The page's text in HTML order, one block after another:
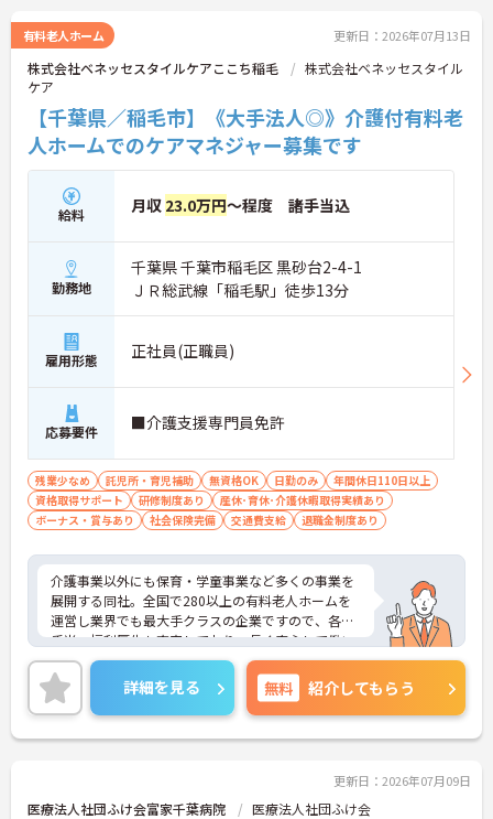
有料老人ホーム 更新日：2026年07月13日
株式会社ベネッセスタイルケアここち稲毛
株式会社ベネッセスタイル
ケア
【千葉県／稲毛市】《大手法人◎》介護付有料老
人ホームでのケアマネジャー募集です
給料 月収 23.0万円～程度 諸手当込
勤務地
千葉県 千葉市稲毛区 黒砂台2-4-1
ＪＲ総武線「稲毛駅」徒歩13分
雇用形態 正社員(正職員)
応募要件 ■介護支援専門員免許
残業少なめ 託児所・育児補助 無資格OK 日勤のみ
年間休日110日以上
資格取得サポート
研修制度あり
産休･育休･介護休暇取得実績あり
ボーナス・賞与あり
社会保険完備 交通費支給 退職金制度あり
介護事業以外にも保育・学童事業など多くの事業を
展開する同社。全国で280以上の有料老人ホームを
運営し業界でも最大手クラスの企業ですので、各種
手当、福利厚生も充実しており、長く安心して働い
ていただける環境です。ご興味ある方には、面接対
策ポイントなど、さらに詳細をお話しいたしますの
でお気軽にご相談ください。
詳細を見る 無料 紹介してもらう
更新日：2026年07月09日
医療法人社団ふけ会富家千葉病院 医療法人社団ふけ会